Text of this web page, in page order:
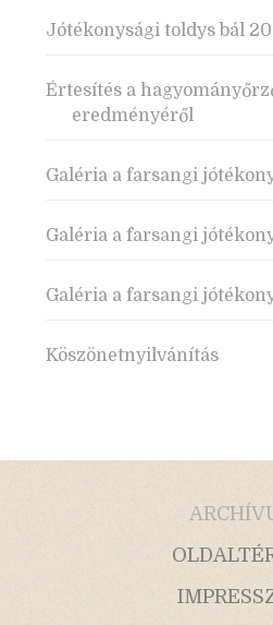
Jótékonysági toldys bál
Értesítés a
eredményéről
Galéria a farsangi
Galéria a farsangi
Galéria a farsangi
Köszönetnyilvánítás